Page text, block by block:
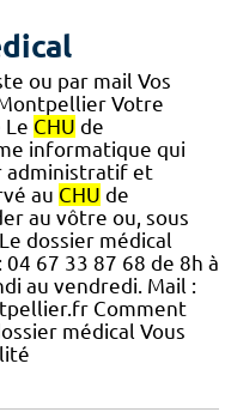
ou par mail Vos
Votre
CHU de
informatique qui
administratif et
au CHU de
au vôtre ou, sous
dossier médical
67 33 87 68 de 8h à
au vendredi. Mail :
Comment
médical Vous